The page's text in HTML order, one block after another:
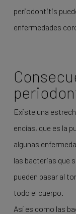
periodontitis
enfermedades
Existe una
encías, que es la
algunas
las bacterias que
pueden pasar al
todo el cuerpo.
Así es como las